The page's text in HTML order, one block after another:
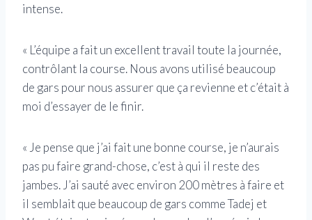
intense.
« L’équipe a fait un excellent travail toute la journée,
contrôlant la course. Nous avons utilisé beaucoup
de gars pour nous assurer que ça revienne et c’était à
moi d’essayer de le finir.
« Je pense que j’ai fait une bonne course, je n’aurais
pas pu faire grand-chose, c’est à qui il reste des
jambes. J’ai sauté avec environ 200 mètres à faire et
il semblait que beaucoup de gars comme Tadej et